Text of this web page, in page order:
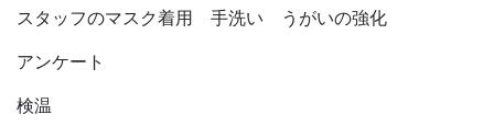
スタッフのマスク着用 手洗い うがいの強化
アンケート
検温